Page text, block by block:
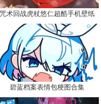
咒术回战虎杖悠仁超酷手机壁纸
碧蓝档案表情包梗图合集